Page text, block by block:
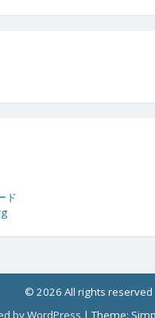
ド
© 2026 All rights reserved
by WordPress |Theme: